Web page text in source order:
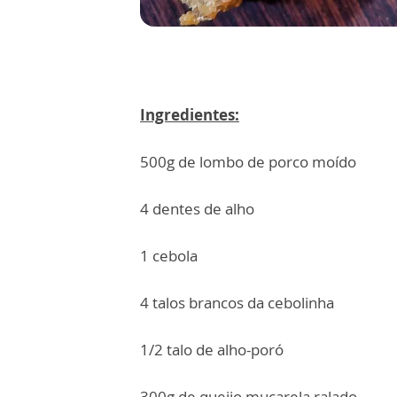
Ingredientes:
500g de lombo de porco moído
4 dentes de alho
1 cebola
4 talos brancos da cebolinha
1/2 talo de alho-poró